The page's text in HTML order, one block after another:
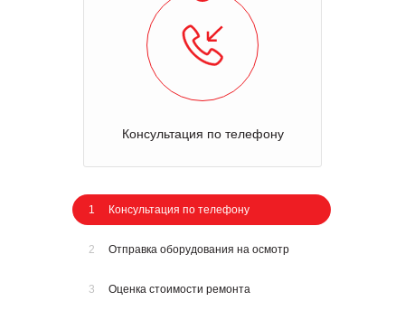
Консультация по телефону
1 Консультация по телефону
2 Отправка оборудования на осмотр
3 Оценка стоимости ремонта